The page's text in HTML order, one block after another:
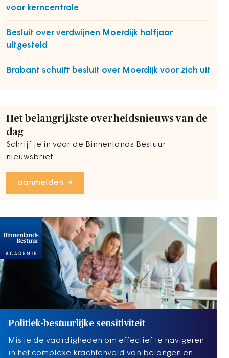
voor kerncentrale
Besluit over verdwijnen Moerdijk halfjaar
uitgesteld
Brabant schuift besluit over Moerdijk voor zich uit
Het belangrijkste overheidsnieuws van de
dag
Schrijf je in voor de Binnenlands Bestuur
nieuwsbrief
aanmelden
Politiek-bestuurlijke sensitiviteit
Mis je de vaardigheden om effectief te navigeren
in het complexe krachtenveld van belangen en